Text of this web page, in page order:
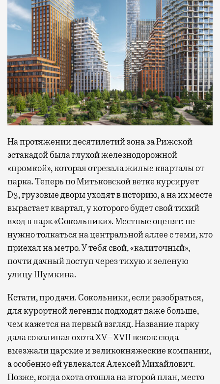
На протяжении десятилетий зона за Рижской
эстакадой была глухой железнодорожной
«промкой», которая отрезала жилые кварталы от
парка. Теперь по Митьковской ветке курсирует
D3, грузовые дворы уходят в историю, а на их месте
вырастает квартал, у которого будет свой тихий
вход в парк «Сокольники». Местные оценят: не
нужно толкаться на центральной аллее с теми, кто
приехал на метро. У тебя свой, «калиточный»,
почти дачный доступ через тихую и зеленую
улицу Шумкина.
Кстати, про дачи. Сокольники, если разобраться,
для курортной легенды подходят даже больше,
чем кажется на первый взгляд. Название парку
дала соколиная охота XV−XVII веков: сюда
выезжали царские и великокняжеские компании,
а особенно ей увлекался Алексей Михайлович.
Позже, когда охота отошла на второй план, место